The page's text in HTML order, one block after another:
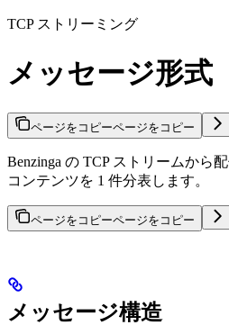
TCP ストリーミング
メッセージ形式
ページをコピーページをコピー
Benzinga の TCP ストリームから
コンテンツを 1 件分表します。
ページをコピーページをコピー
メッセージ構造